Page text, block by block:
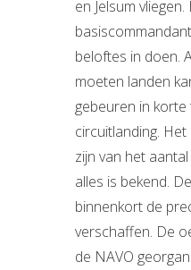
en Jelsum vliegen.
beloftes in doen.
moeten landen
gebeuren in korte
circuitlanding.
zijn van het
alles is bekend.
binnenkort de
verschaffen. De
de NAVO